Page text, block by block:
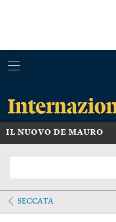
IL NUOVO DE MAURO
SECCATA